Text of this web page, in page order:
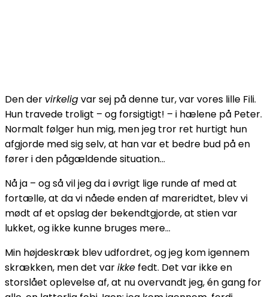
Den der virkeligvar sej på denne tur, var vores lille Fili.
Hun travede troligt – og forsigtigt! – i hælene på Peter.
Normalt følger hun mig, men jeg tror ret hurtigt hun
afgjorde med sig selv, at han var et bedre bud på en
fører i den pågældende situation…
Nå ja – og så vil jeg da i øvrigt lige runde af med at
fortælle, at da vi nåede enden af mareridtet, blev vi
mødt af et opslag der bekendtgjorde, at stien var
lukket, og ikke kunne bruges mere…
Min højdeskræk blev udfordret, og jeg kom igennem
skrækken, men det varikke fedt. Det var ikke en
storslået oplevelse af, at nu overvandt jeg, én gang for